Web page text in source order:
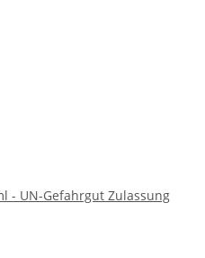
- UN-Gefahrgut Zulassung